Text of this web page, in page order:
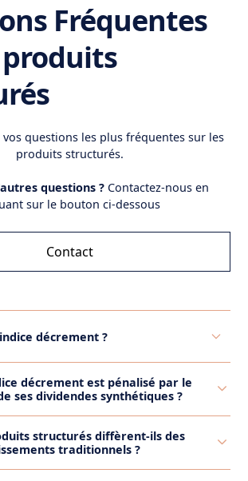
Fréquentes
vos questions les plus fréquentes sur les
produits structurés.
questions ? Contactez-nous en
sur le bouton ci-dessous
Contact
décrement ?
niveau fixe et prédéfini de
Cette approche permet une
des rendements pour les
notamment les autocalls, en
décrement est pénalisé par le
ses dividendes synthétiques ?
synthétiques car ces derniers sont
structurés diffèrent-ils des
traditionnels ?